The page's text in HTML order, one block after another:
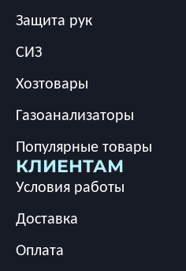
Защита рук
СИЗ
Хозтовары
Газоанализаторы
Популярные товары
КЛИЕНТАМ
Условия работы
Доставка
Оплата